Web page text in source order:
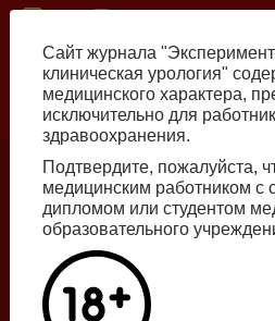
Перейти
основному
содержанию
Номер №2, 2026
Галлюцинации
в клинической
Сайт журнала
клиническая урология"
медицинского характера,
исключительно для
здравоохранения.
Подтвердите, пожалуйста,
медицинским работником с
дипломом или студентом
образовательного